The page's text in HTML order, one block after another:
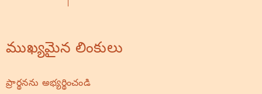
ముఖ్యమైన లింకులు
ప్రార్థనను అభ్యర్థించండి